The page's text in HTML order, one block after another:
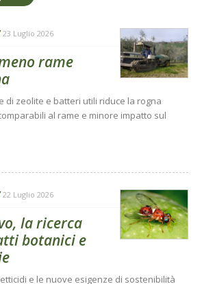
23 Luglio 2026
rame
di zeolite e batteri utili riduce la rogna
al rame e minore impatto sul
22 Luglio 2026
la ricerca
botanici e
e le nuove esigenze di sostenibilità